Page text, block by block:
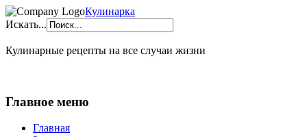
Кулинарка
Искать...
Кулинарные рецепты на все случаи жизни
Главное меню
Главная